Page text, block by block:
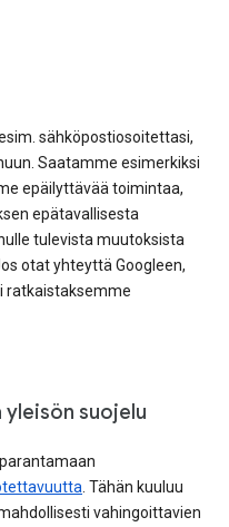
sähköpostiosoitettasi,
Saatamme esimerkiksi
epäilyttävää toimintaa,
epätavallisesta
tulevista muutoksista
otat yhteyttä Googleen,
ratkaistaksemme
yleisön suojelu
. Tähän kuuluu
vahingoittavien